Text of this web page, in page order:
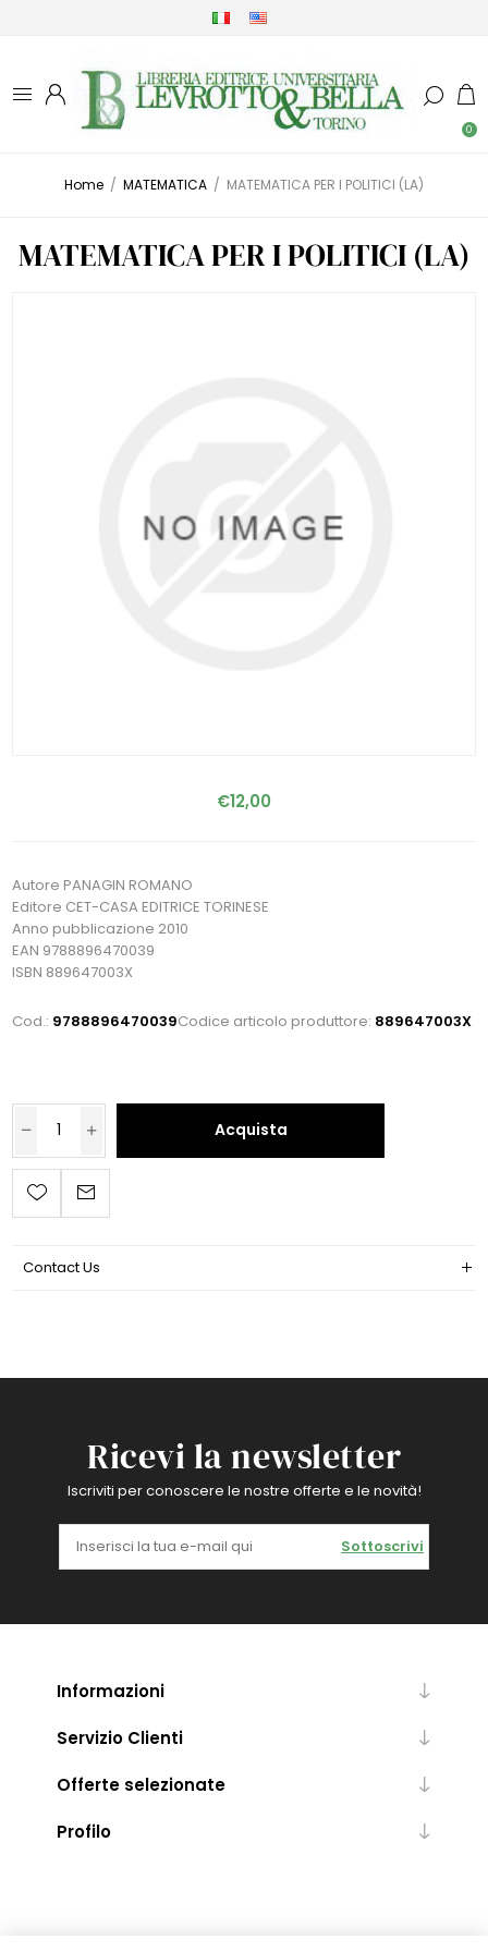
0
Home / MATEMATICA / MATEMATICA PER I POLITICI (LA)
MATEMATICA PER I POLITICI (LA)
€12,00
Autore PANAGIN ROMANO
Editore CET-CASA EDITRICE TORINESE
Anno pubblicazione 2010
EAN 9788896470039
ISBN 889647003X
Cod.: 9788896470039Codice articolo produttore: 889647003X
Acquista
Contact Us
Ricevi la newsletter
Iscriviti per conoscere le nostre offerte e le novità!
Sottoscrivi
Informazioni
Servizio Clienti
Offerte selezionate
Profilo